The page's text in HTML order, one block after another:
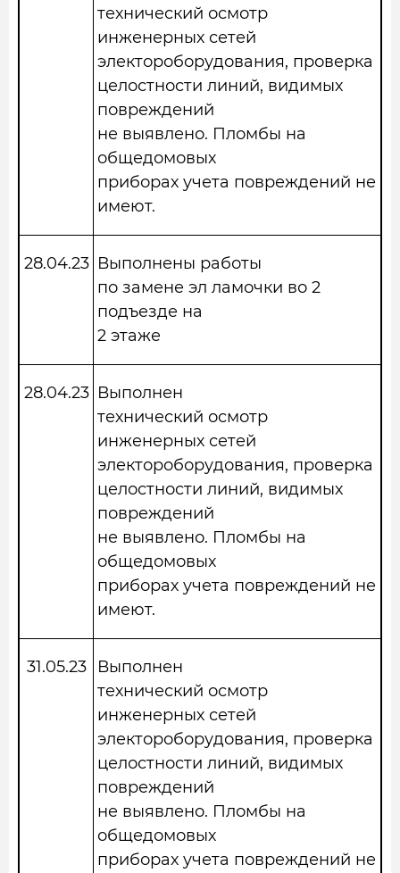
технический осмотр
инженерных сетей
электороборудования, проверка
целостности линий, видимых
повреждений
не выявлено. Пломбы на
общедомовых
приборах учета повреждений не
имеют.
28.04.23 Выполнены работы
по замене эл ламочки во 2
подъезде на
2 этаже
28.04.23 Выполнен
технический осмотр
инженерных сетей
электороборудования, проверка
целостности линий, видимых
повреждений
не выявлено. Пломбы на
общедомовых
приборах учета повреждений не
имеют.
31.05.23
Выполнен
технический осмотр
инженерных сетей
электороборудования, проверка
целостности линий, видимых
повреждений
не выявлено. Пломбы на
общедомовых
приборах учета повреждений не